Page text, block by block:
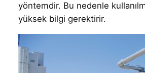
yöntemdir. Bu nedenle
yüksek bilgi gerektirir.